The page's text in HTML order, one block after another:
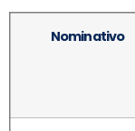
Nominativo